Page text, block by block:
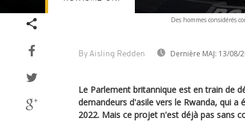
Des hommes considérés
By Aisling Redden Dernière MAJ: 13/08/
Le Parlement britannique est en train de
demandeurs d'asile vers le Rwanda, qui
2022. Mais ce projet n'est déjà pas sans